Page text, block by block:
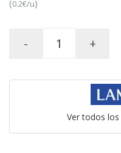
(0.2€/u)
- +
Ver todos los